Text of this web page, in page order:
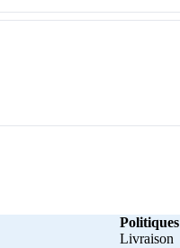
Politiques
Livraison